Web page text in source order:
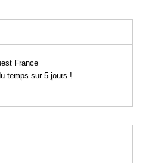
France
temps sur 5 jours !